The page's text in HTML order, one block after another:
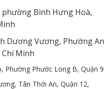
Bình Hưng Hoà,
Dương Vương, Phường An
Minh
Phường Phước Long B, Quận 9
Tân Thới An, Quận 12,